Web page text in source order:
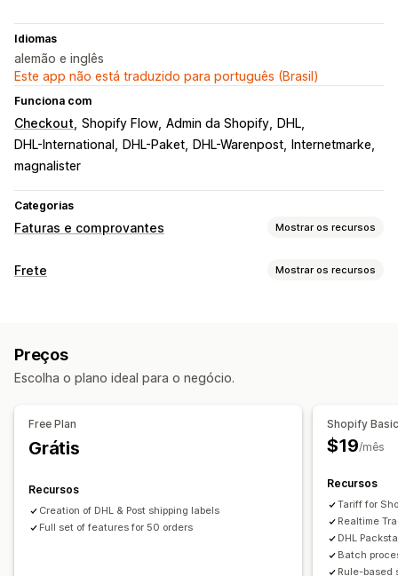
Idiomas
alemão e inglês
Este app não está traduzido para português (Brasil)
Funciona com
Checkout Shopify Flow Admin da Shopify
DHL
DHL-International
DHL-Paket DHL-Warenpost
Internetmarke
magnalister
Categorias
Faturas e comprovantes Mostrar os recursos
Tipos de documento
Personalização
Números das faturas
Cálculo de tributo
Download em massa
Impressão e exportação
Frete Mostrar os recursos
Validação de endereço
Documentos alfandegários Etiquetas de devolução
Regras de frete
Sincronização de pedidos
Acompanhamento em tempo real
Página de rastreamento com a marca
Preços
Escolha o plano ideal para o negócio.
Free Plan
Grátis
Recursos
Creation of DHL & Post shipping labels
Full set of features for 50 orders
Shopify
$19/mês
Recursos
Tariff for
Realtime
DHL
Batch
Rule-based